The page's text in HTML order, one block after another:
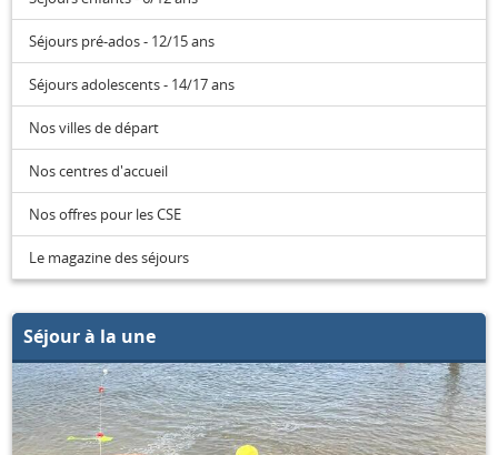
Séjours pré-ados - 12/15 ans
Séjours adolescents - 14/17 ans
Nos villes de départ
Nos centres d'accueil
Nos offres pour les CSE
Le magazine des séjours
Séjour à la une